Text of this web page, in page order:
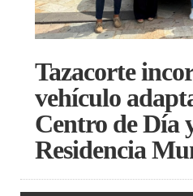
Tazacorte
vehículo
Centro de Día
Residencia